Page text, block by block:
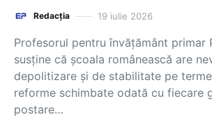
Redacția 19 iulie 2026
Profesorul pentru învățământ primar
susține că școala românească are
depolitizare și de stabilitate pe
reforme schimbate odată cu fiecare
postare…